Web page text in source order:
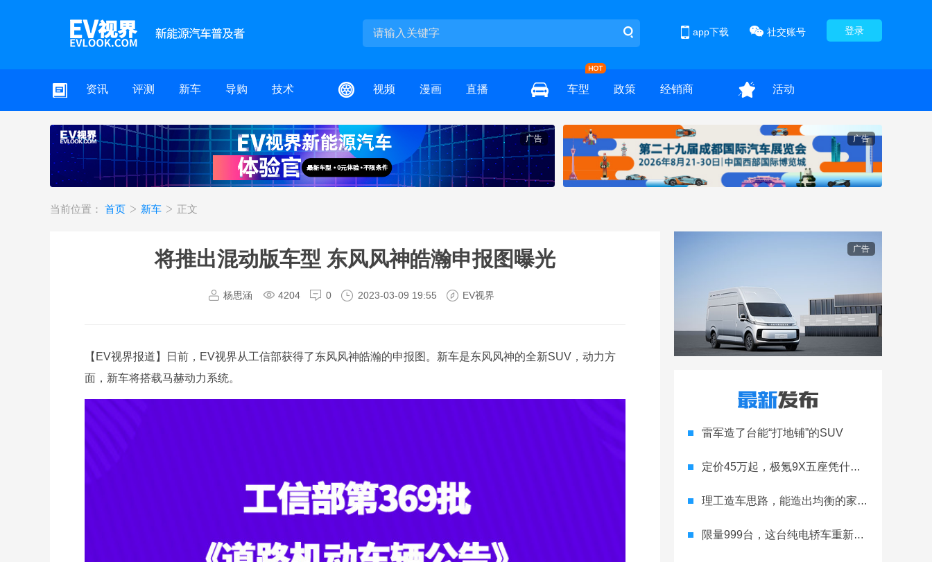
登录
社交账号
app下载
资讯 评测 新车 导购 技术 视频 漫画 直播 车型 政策 经销商 活动
广告 广告
当前位置： 首页 新车 正文
将推出混动版车型 东风风神皓瀚申报图曝光
杨思涵 4204 0 2023-03-09 19:55 EV视界
【EV视界报道】日前，EV视界从工信部获得了东风风神皓瀚的申报图。新车是东风风神的全新SUV，动力方
面，新车将搭载马赫动力系统。
广告
雷军造了台能“打地铺”的SUV
定价45万起，极氪9X五座凭什么领跑高端
理工造车思路，能造出均衡的家用轿跑吗
限量999台，这台纯电轿车重新定义运动家用